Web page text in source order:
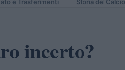
e Trasferimenti Storia del Calcio
incerto?